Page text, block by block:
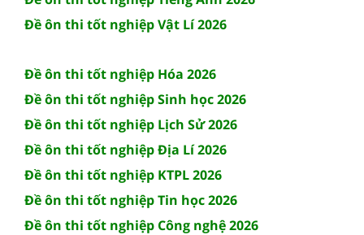
Đề ôn thi tốt nghiệp Vật Lí 2026
Đề ôn thi tốt nghiệp Hóa 2026
Đề ôn thi tốt nghiệp Sinh học 2026
Đề ôn thi tốt nghiệp Lịch Sử 2026
Đề ôn thi tốt nghiệp Địa Lí 2026
Đề ôn thi tốt nghiệp KTPL 2026
Đề ôn thi tốt nghiệp Tin học 2026
Đề ôn thi tốt nghiệp Công nghệ 2026